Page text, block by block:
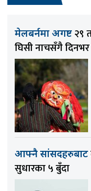
मेलबर्नमा अगष्ट २९
घिसी नाचसँगै दिनभर
आफ्नै सांसदहरुबाट
सुधारका ५ बुँदा